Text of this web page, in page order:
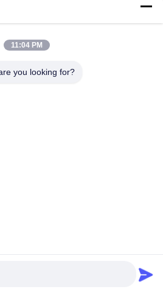
Leistungstransformator mit
Einschwemmungstransformator mit
Sie ein Angebot
11:04 PM
you looking for?